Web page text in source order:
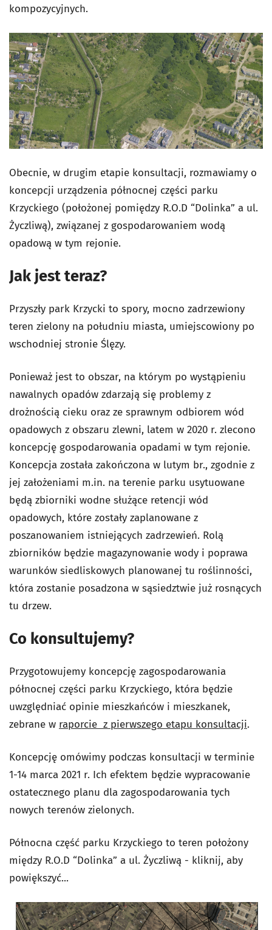
kompozycyjnych.
Obecnie, w drugim etapie konsultacji, rozmawiamy o
koncepcji urządzenia północnej części parku
Krzyckiego (położonej pomiędzy R.O.D “Dolinka” a ul.
Życzliwą), związanej z gospodarowaniem wodą
opadową w tym rejonie.
Jak jest teraz?
Przyszły park Krzycki to spory, mocno zadrzewiony
teren zielony na południu miasta, umiejscowiony po
wschodniej stronie Ślęzy.
Ponieważ jest to obszar, na którym po wystąpieniu
nawalnych opadów zdarzają się problemy z
drożnością cieku oraz ze sprawnym odbiorem wód
opadowych z obszaru zlewni, latem w 2020 r. zlecono
koncepcję gospodarowania opadami w tym rejonie.
Koncepcja została zakończona w lutym br., zgodnie z
jej założeniami m.in. na terenie parku usytuowane
będą zbiorniki wodne służące retencji wód
opadowych, które zostały zaplanowane z
poszanowaniem istniejących zadrzewień. Rolą
zbiorników będzie magazynowanie wody i poprawa
warunków siedliskowych planowanej tu roślinności,
która zostanie posadzona w sąsiedztwie już rosnących
tu drzew.
Co konsultujemy?
Przygotowujemy koncepcję zagospodarowania
północnej części parku Krzyckiego, która będzie
uwzględniać opinie mieszkańców i mieszkanek,
zebrane w raporcie z pierwszego etapu konsultacji.
Koncepcję omówimy podczas konsultacji w terminie
1-14 marca 2021 r. Ich efektem będzie wypracowanie
ostatecznego planu dla zagospodarowania tych
nowych terenów zielonych.
Północna część parku Krzyckiego to teren położony
między R.O.D “Dolinka” a ul. Życzliwą - kliknij, aby
powiększyć...